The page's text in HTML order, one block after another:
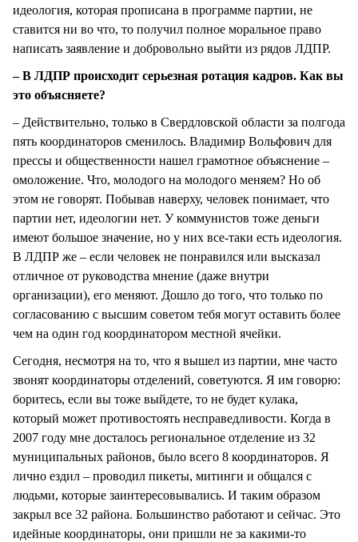
идеология, которая прописана в программе партии, не
ставится ни во что, то получил полное моральное право
написать заявление и добровольно выйти из рядов ЛДПР.
– В ЛДПР происходит серьезная ротация кадров. Как вы
это объясняете?
– Действительно, только в Свердловской области за полгода
пять координаторов сменилось. Владимир Вольфович для
прессы и общественности нашел грамотное объяснение –
омоложение. Что, молодого на молодого меняем? Но об
этом не говорят. Побывав наверху, человек понимает, что
партии нет, идеологии нет. У коммунистов тоже деньги
имеют большое значение, но у них все-таки есть идеология.
В ЛДПР же – если человек не понравился или высказал
отличное от руководства мнение (даже внутри
организации), его меняют. Дошло до того, что только по
согласованию с высшим советом тебя могут оставить более
чем на один год координатором местной ячейки.
Сегодня, несмотря на то, что я вышел из партии, мне часто
звонят координаторы отделений, советуются. Я им говорю:
боритесь, если вы тоже выйдете, то не будет кулака,
который может противостоять несправедливости. Когда в
2007 году мне досталось региональное отделение из 32
муниципальных районов, было всего 8 координаторов. Я
лично ездил – проводил пикеты, митинги и общался с
людьми, которые заинтересовывались. И таким образом
закрыл все 32 района. Большинство работают и сейчас. Это
идейные координаторы, они пришли не за какими-то